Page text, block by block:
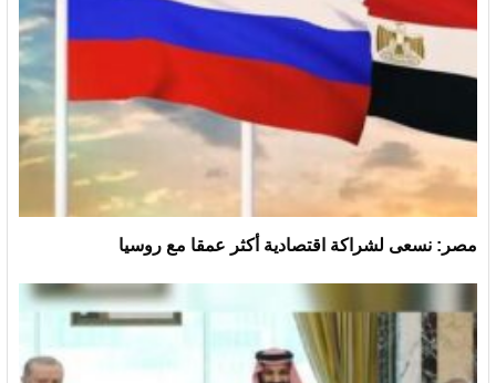
مصر: نسعى لشراكة اقتصادية أكثر عمقا مع روسيا